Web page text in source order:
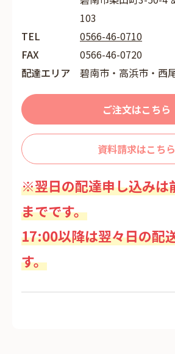
103
TEL
0566-46-0710
FAX
0566-46-0720
配達エリア
碧南市・高浜市・西
ご注文はこちら
資料請求はこちら
※翌日の配達申し込みは
までです。
17:00以降は翌々日の配
す。